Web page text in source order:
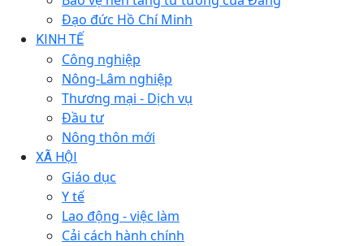
Đạo đức Hồ Chí Minh
KINH TẾ
Công nghiệp
Nông-Lâm nghiệp
Thương mại - Dịch vụ
Đầu tư
Nông thôn mới
XÃ HỘI
Giáo dục
Y tế
Lao động - việc làm
Cải cách hành chính